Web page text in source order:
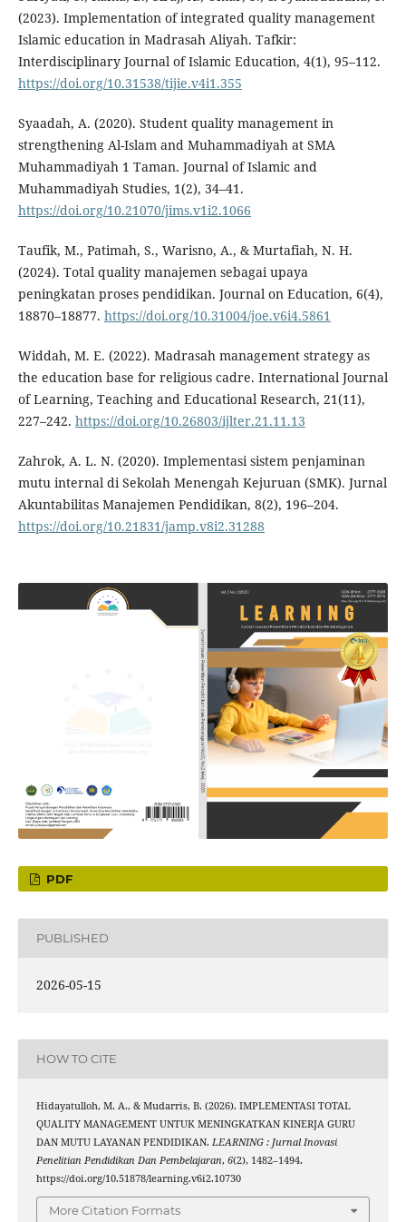
(2023). Implementation of integrated quality management
Islamic education in Madrasah Aliyah. Tafkir:
Interdisciplinary Journal of Islamic Education, 4(1), 95–112.
https://doi.org/10.31538/tijie.v4i1.355
Syaadah, A. (2020). Student quality management in
strengthening Al-Islam and Muhammadiyah at SMA
Muhammadiyah 1 Taman. Journal of Islamic and
Muhammadiyah Studies, 1(2), 34–41.
https://doi.org/10.21070/jims.v1i2.1066
Taufik, M., Patimah, S., Warisno, A., & Murtafiah, N. H.
(2024). Total quality manajemen sebagai upaya
peningkatan proses pendidikan. Journal on Education, 6(4),
18870–18877. https://doi.org/10.31004/joe.v6i4.5861
Widdah, M. E. (2022). Madrasah management strategy as
the education base for religious cadre. International Journal
of Learning, Teaching and Educational Research, 21(11),
227–242. https://doi.org/10.26803/ijlter.21.11.13
Zahrok, A. L. N. (2020). Implementasi sistem penjaminan
mutu internal di Sekolah Menengah Kejuruan (SMK). Jurnal
Akuntabilitas Manajemen Pendidikan, 8(2), 196–204.
https://doi.org/10.21831/jamp.v8i2.31288
PDF
PUBLISHED
2026-05-15
HOW TO CITE
Hidayatulloh, M. A., & Mudarris, B. (2026). IMPLEMENTASI TOTAL
QUALITY MANAGEMENT UNTUK MENINGKATKAN KINERJA GURU
DAN MUTU LAYANAN PENDIDIKAN. LEARNING : Jurnal Inovasi
Penelitian Pendidikan Dan Pembelajaran, 6(2), 1482–1494.
https://doi.org/10.51878/learning.v6i2.10730
More Citation Formats